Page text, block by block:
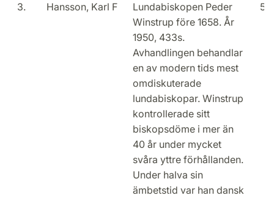
3. Hansson, Karl F
Lundabiskopen Peder
Winstrup före 1658. År
1950, 433s.
Avhandlingen behandlar
en av modern tids mest
omdiskuterade
lundabiskopar. Winstrup
kontrollerade sitt
biskopsdöme i mer än
40 år under mycket
svåra yttre förhållanden.
Under halva sin
ämbetstid var han dansk
50